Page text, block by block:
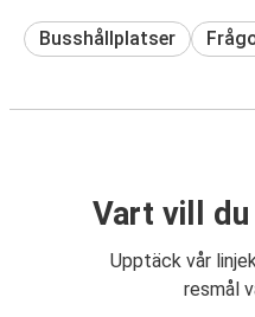
Busshållplatser
Vart vill du
Upptäck vår
resmål